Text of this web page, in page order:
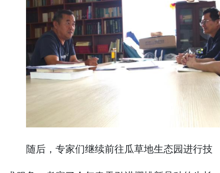
随后，专家们继续前往瓜草地生态园进行技